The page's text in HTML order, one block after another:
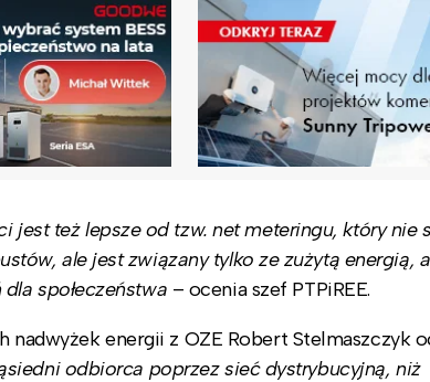
też lepsze od tzw. net meteringu, który nie
ale jest związany tylko ze zużytą energią,
społeczeństwa – ocenia szef PTPiREE.
energii z OZE Robert Stelmaszczyk
odbiorca poprzez sieć dystrybucyjną, niż